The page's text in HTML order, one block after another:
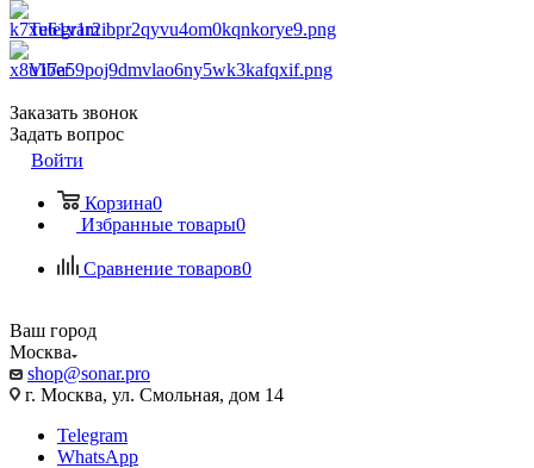
Telegram
Viber
Заказать звонок
Задать вопрос
Войти
Корзина0
Избранные товары0
Сравнение товаров0
Ваш город
Москва
shop@sonar.pro
г. Москва, ул. Смольная, дом 14
Telegram
WhatsApp